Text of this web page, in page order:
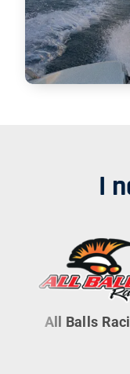
I
All Balls Racing